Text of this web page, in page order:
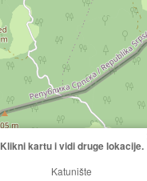
Klikni kartu i vidi druge lokacije.
Katunište